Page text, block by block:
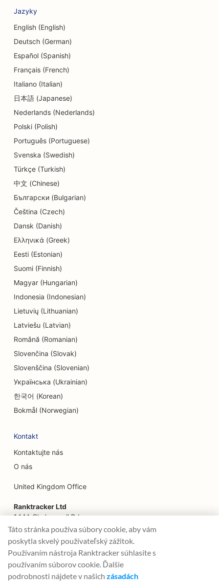
SEO pre tanečné štúdiá
SEO pre služby dlhového poradenstva
SEO pre zubné kliniky
SEO pre reštaurácie
SEO pre služby dermabrázie
SEO pre obchody s detailmi
SEO pre obchody s donutmi
SEO pre čistiarne
SEO pre elektrikárov
SEO pre predajne elektroniky
SEO pre endodontistov
SEO pre zábavu a rekreáciu
SEO pre strojárske firmy
EO pre etnické reštaurácie
SEO pre služby faceliftu
SEO pre rodinné reštaurácie
SEO pre reštaurácie Farm-to-Table
SEO pre reštaurácie Fine Dining
SEO pre reštaurácie rýchleho občerstvenia
SEO pre kvetinárstva
SEO pre Food Trucks
SEO pre francúzske cukrárne
SEO pre predajne mrazeného jogurtu
Jazyky
English (English)
Deutsch (German)
Español (Spanish)
Français (French)
Italiano (Italian)
日本語 (Japanese)
Nederlands (Nederlands)
Polski (Polish)
Português (Portuguese)
Svenska (Swedish)
Türkçe (Turkish)
中文 (Chinese)
Български (Bulgarian)
Čeština (Czech)
Dansk (Danish)
Ελληνικά (Greek)
Eesti (Estonian)
Suomi (Finnish)
Magyar (Hungarian)
Indonesia (Indonesian)
Lietuvių (Lithuanian)
Latviešu (Latvian)
Română (Romanian)
Slovenčina (Slovak)
Slovenščina (Slovenian)
Українська (Ukrainian)
한국어 (Korean)
Bokmål (Norwegian)
Kontakt
Kontaktujte nás
O nás
United Kingdom Office
Ranktracker Ltd
144A Clerkenwell Rd
London, EC1R 5DF
Company No: 08820809
felix@ranktracker.com
Táto stránka používa súbory cookie, aby vám
poskytla skvelý používateľský zážitok.
Používaním nástroja Ranktracker súhlasíte s
používaním súborov cookie. Ďalšie
podrobnosti nájdete v našich zásadách